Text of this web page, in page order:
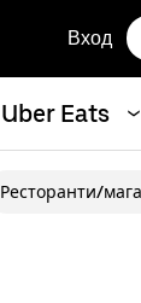
Вход
Uber Eats
Ресторанти/